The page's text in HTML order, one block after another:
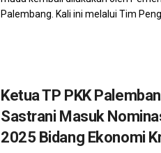
Palembang. Kali ini melalui Tim
Ketua TP PKK
Sastrani Masuk
2025 Bidang Ekonomi